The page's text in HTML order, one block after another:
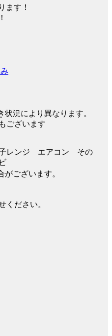
ます！
況により異なります。
ございます
レンジ エアコン その
ございます。
ください。